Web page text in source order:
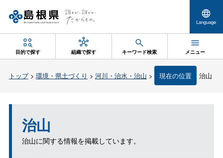
Language
目的で探す 組織で探す キーワード検索 メニュー
トップ> 環境・県土づくり > 河川・治水・治山 > 現在の位置 治山
治山
治山に関する情報を掲載しています。